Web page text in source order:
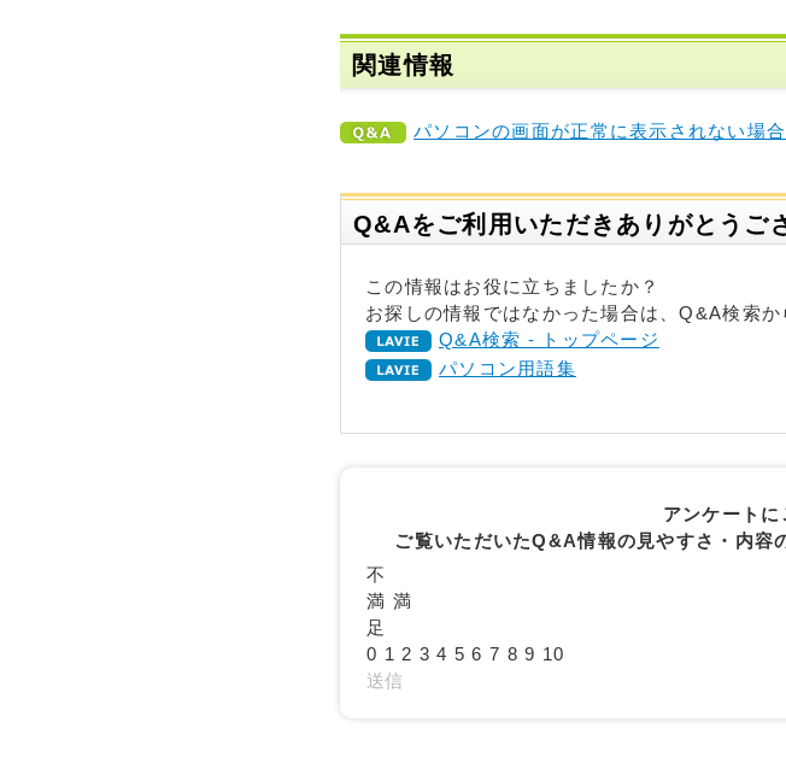
関連情報
パソコンの画面が正常に表示されない場
Q&Aをご利用いただきありがとうご
この情報はお役に立ちましたか？
お探しの情報ではなかった場合は、Q&A検索か
Q&A検索 - トップページ
パソコン用語集
アンケート
ご覧いただいたQ&A情報の見やすさ・内容
不
満 満
足
0 1 2 3 4 5 6 7 8 9 10
送信